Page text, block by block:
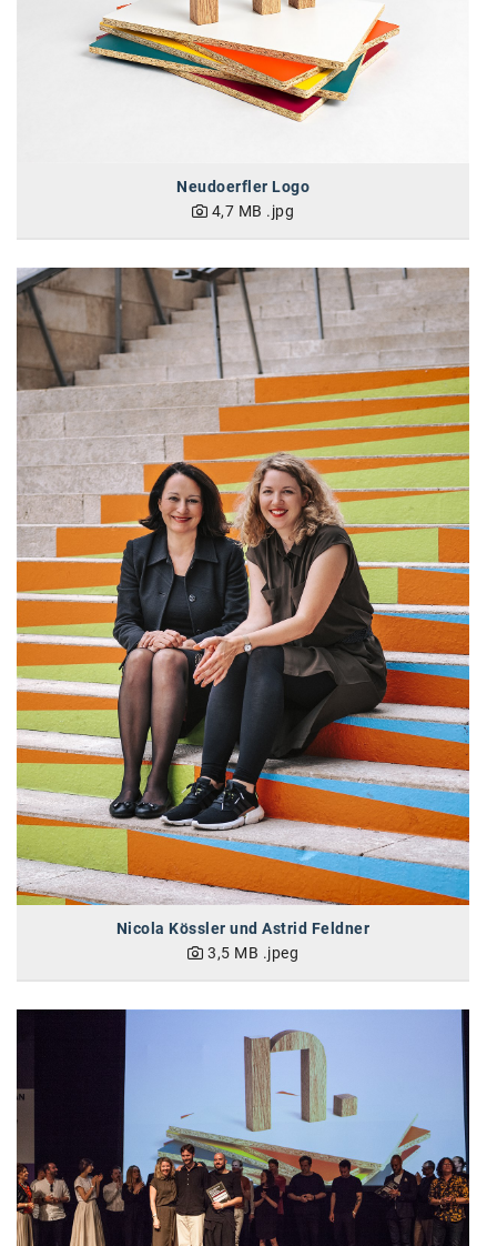
Mastercard
PAYBACK
Planted
PwC
P&G
RIC
Schiefer Rechtsanwälte
Security KAG
smart
Smile Österreich
Strategie Austria
Strategy&
SW Umwelttechnik
TEDAI
TheVentury
VELUX
WEB Windenergie AG
WEconomy - Diversity works!
Calle Libre
ÖZSV
Media
Neudoerfler Logo
4,7 MB .jpg
Nicola Kössler und Astrid Feldner
3,5 MB .jpeg